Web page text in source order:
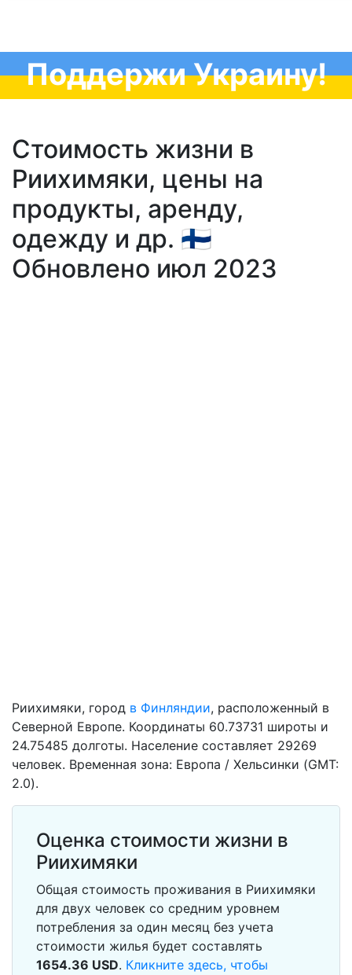
Поддержи Украину!
Стоимость жизни в
Риихимяки, цены на
продукты, аренду,
одежду и др. 🇫🇮
Обновлено июл 2023
Риихимяки, город в Финляндии, расположенный в
Северной Европе. Координаты 60.73731 широты и
24.75485 долготы. Население составляет 29269
человек. Временная зона: Европа / Хельсинки (GMT:
2.0).
Оценка стоимости жизни в
Риихимяки
Общая стоимость проживания в Риихимяки
для двух человек со средним уровнем
потребления за один месяц без учета
стоимости жилья будет составлять
1654.36 USD. Кликните здесь, чтобы